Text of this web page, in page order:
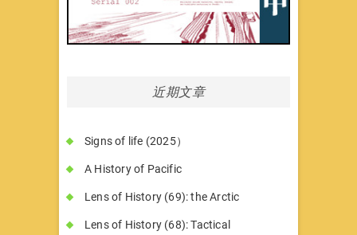
近期文章
Signs of life (2025）
A History of Pacific
Lens of History (69): the Arctic
Lens of History (68): Tactical